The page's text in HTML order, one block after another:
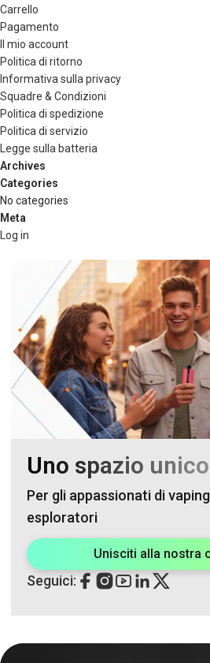
Carrello
Pagamento
Il mio account
Politica di ritorno
Informativa sulla privacy
Squadre & Condizioni
Politica di spedizione
Politica di servizio
Legge sulla batteria
Archives
Categories
No categories
Meta
Log in
Uno spazio unico
Per gli appassionati di
esploratori
Unisciti alla nostra
Seguici: